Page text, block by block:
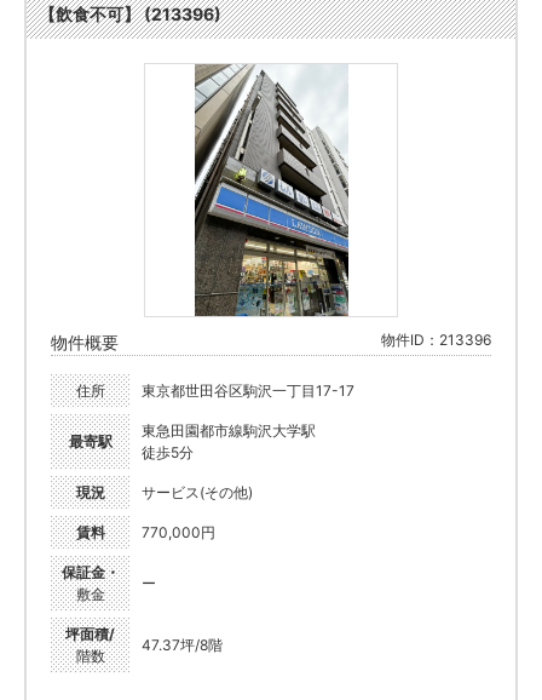
【飲食不可】 (213396)
物件概要 物件ID：213396
住所 東京都世田谷区駒沢一丁目17-17
最寄駅
東急田園都市線駒沢大学駅
徒歩5分
現況 サービス(その他)
賃料 770,000円
保証金・
敷金
ー
坪面積/
階数
47.37坪/8階